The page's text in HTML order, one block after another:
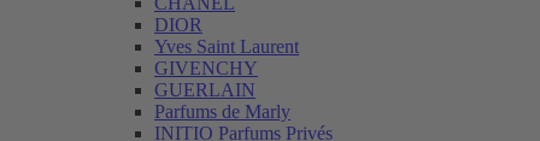
DIOR
Yves Saint Laurent
GIVENCHY
GUERLAIN
Parfums de Marly
INITIO Parfums Privés